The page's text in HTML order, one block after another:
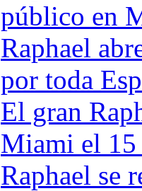
público en
Raphael
por toda
El gran
Miami el 15
Raphael se